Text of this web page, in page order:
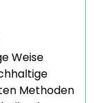
Weise
Methoden